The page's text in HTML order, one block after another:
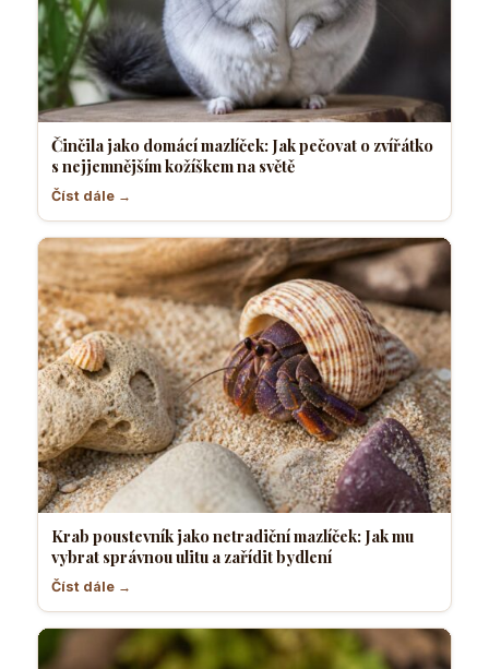
Činčila jako domácí mazlíček: Jak pečovat o zvířátko
s nejjemnějším kožíškem na světě
Číst dále →
Krab poustevník jako netradiční mazlíček: Jak mu
vybrat správnou ulitu a zařídit bydlení
Číst dále →